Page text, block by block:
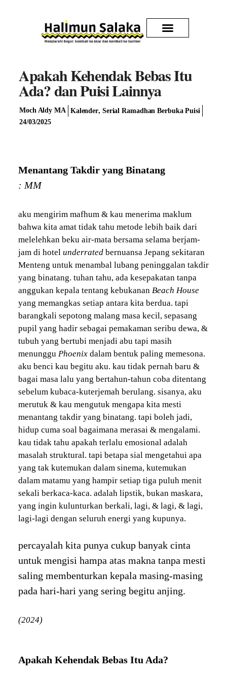
Apakah Kehendak Bebas Itu
Ada? dan Puisi Lainnya
Moch Aldy MA Kalender, Serial Ramadhan Berbuka Puisi
24/03/2025
Menantang Takdir yang Binatang
: MM
aku mengirim mafhum & kau menerima maklum
bahwa kita amat tidak tahu metode lebih baik dari
melelehkan beku air-mata bersama selama berjam-
jam di hotel underratedbernuansa Jepang sekitaran
Menteng untuk menambal lubang peninggalan takdir
yang binatang. tuhan tahu, ada kesepakatan tanpa
anggukan kepala tentang kebukanan Beach House
yang memangkas setiap antara kita berdua. tapi
barangkali sepotong malang masa kecil, sepasang
pupil yang hadir sebagai pemakaman seribu dewa, &
tubuh yang bertubi menjadi abu tapi masih
menunggu Phoenixdalam bentuk paling memesona.
aku benci kau begitu aku. kau tidak pernah baru &
bagai masa lalu yang bertahun-tahun coba ditentang
sebelum kubaca-kuterjemah berulang. sisanya, aku
merutuk & kau mengutuk mengapa kita mesti
menantang takdir yang binatang. tapi boleh jadi,
hidup cuma soal bagaimana merasai & mengalami.
kau tidak tahu apakah terlalu emosional adalah
masalah struktural. tapi betapa sial mengetahui apa
yang tak kutemukan dalam sinema, kutemukan
dalam matamu yang hampir setiap tiga puluh menit
sekali berkaca-kaca. adalah lipstik, bukan maskara,
yang ingin kulunturkan berkali, lagi, & lagi, & lagi,
lagi-lagi dengan seluruh energi yang kupunya.
percayalah kita punya cukup banyak cinta
untuk mengisi hampa atas makna tanpa mesti
saling membenturkan kepala masing-masing
pada hari-hari yang sering begitu anjing.
(2024)
Apakah Kehendak Bebas Itu Ada?